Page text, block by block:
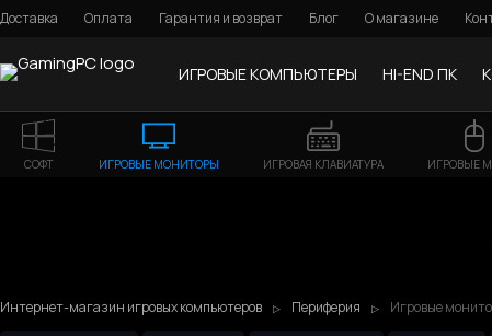
Доставка Оплата Гарантия и возврат Блог О магазине
ИГРОВЫЕ КОМПЬЮТЕРЫ HI-END ПК
СОФТ ИГРОВЫЕ МОНИТОРЫ ИГРОВАЯ КЛАВИАТУРА ИГРОВЫЕ
Интернет-магазин игровых компьютеров Периферия Игровые